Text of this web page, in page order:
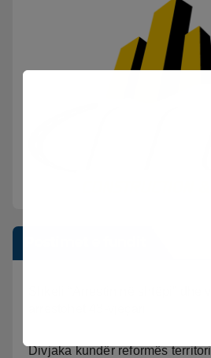
Divjaka kundër reformës